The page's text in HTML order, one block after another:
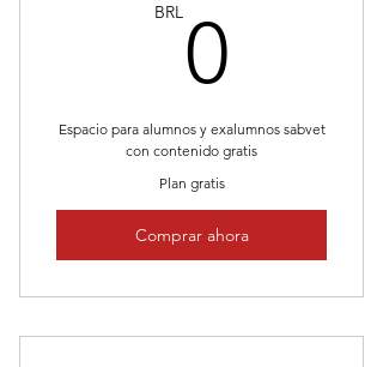
BRL0
Espacio para alumnos y exalumnos sabvet
con contenido gratis
Plan gratis
Comprar ahora